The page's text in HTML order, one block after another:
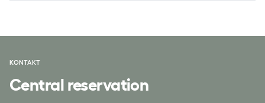
KONTAKT
Central reservation